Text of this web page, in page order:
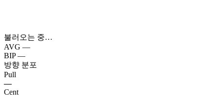
불러오는 중…
AVG —
BIP —
방향 분포
Pull
—
Cent